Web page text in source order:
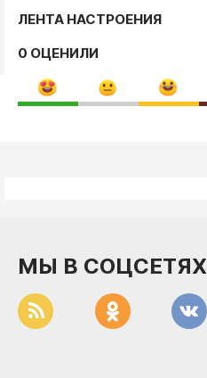
ЛЕНТА НАСТРОЕНИЯ
0 ОЦЕНИЛИ
МЫ В СОЦСЕТЯХ